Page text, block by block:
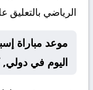
الرياضي بالتعليق
موعد مباراة
اليوم في